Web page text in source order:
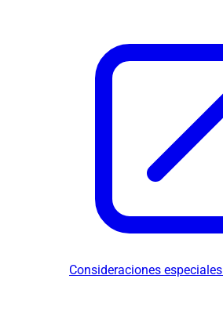
Consideraciones especiales